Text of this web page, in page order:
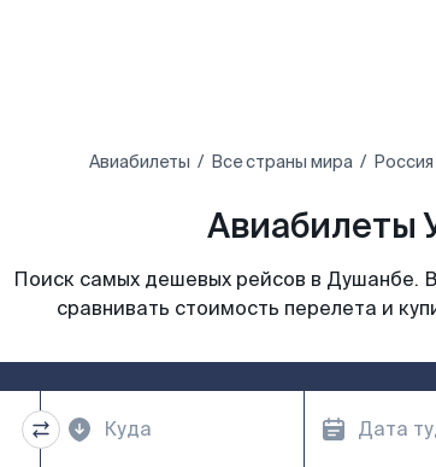
Авиабилеты Все страны мира Россия
Авиабилеты
Поиск самых дешевых рейсов в Душанбе.
сравнивать стоимость перелета и